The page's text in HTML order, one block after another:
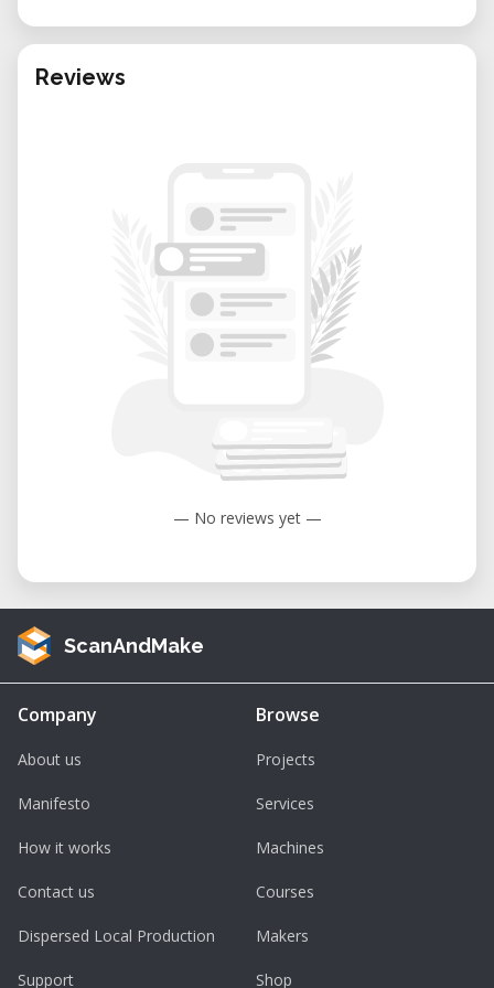
projets.
sécurité et efficacité. Vous apprendrez à
utiliser Mach3, un logiciel reconnu pour
piloter les fraiseuses CNC, avec des étapes
claires pour la préparation, le réglage et
Niveau: Intermédiaire
Reviews
— No reviews yet —
ScanAndMake
Company
About us
Manifesto
How it works
Contact us
Dispersed Local Production
Support
Browse
Projects
Services
Machines
Courses
Makers
Shop